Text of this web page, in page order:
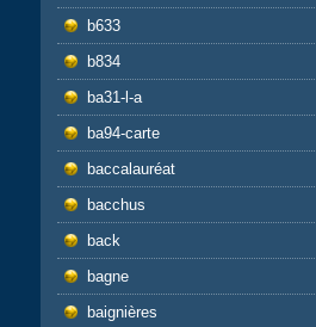
b633
b834
ba31-l-a
ba94-carte
baccalauréat
bacchus
back
bagne
baignières